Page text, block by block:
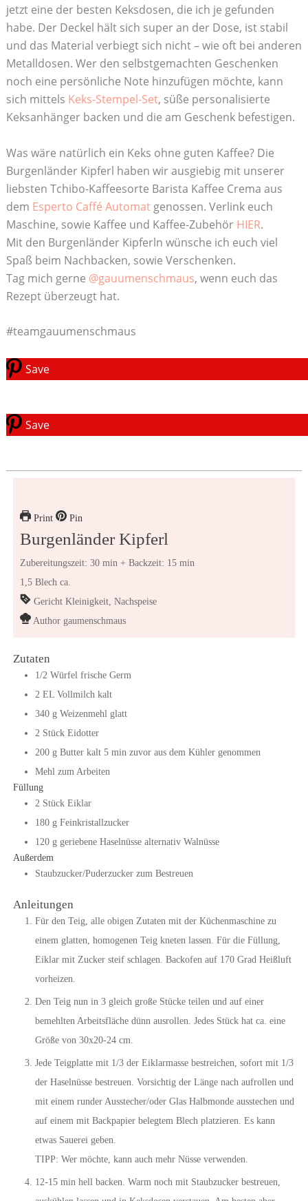
jetzt eine der besten Keksdosen, die ich je gefunden
habe. Der Deckel hält sich super an der Dose, ist stabil
und das Material verbiegt sich nicht – wie oft bei anderen
Metalldosen. Wer den selbstgemachten Geschenken
noch eine persönliche Note hinzufügen möchte, kann
sich mittels Keks-Stempel-Set, süße personalisierte
Keksanhänger backen und die am Geschenk befestigen.
Was wäre natürlich ein Keks ohne guten Kaffee? Die
Burgenländer Kipferl haben wir ausgiebig mit unserer
liebsten Tchibo-Kaffeesorte Barista Kaffee Crema aus
dem Esperto Caffé Automatgenossen. Verlink euch
Maschine, sowie Kaffee und Kaffee-Zubehör HIER.
Mit den Burgenländer Kipferln wünsche ich euch viel
Spaß beim Nachbacken, sowie Verschenken.
Tag mich gerne @gauumenschmaus, wenn euch das
Rezept überzeugt hat.
#teamgauumenschmaus
Save
Save
Print Pin
Burgenländer Kipferl
Zubereitungszeit: 30 min + Backzeit: 15 min
1,5 Blech ca.
Gericht Kleinigkeit, Nachspeise
Author gaumenschmaus
Zutaten
1/2 Würfel frische Germ
2 EL Vollmilch kalt
340 g Weizenmehl glatt
2 Stück Eidotter
200 g Butter kalt 5 min zuvor aus dem Kühler genommen
Mehl zum Arbeiten
Füllung
2 Stück Eiklar
180 g Feinkristallzucker
120 g geriebene Haselnüsse alternativ Walnüsse
Außerdem
Staubzucker/Puderzucker zum Bestreuen
Anleitungen
Für den Teig, alle obigen Zutaten mit der Küchenmaschine zu
einem glatten, homogenen Teig kneten lassen. Für die Füllung,
Eiklar mit Zucker steif schlagen. Backofen auf 170 Grad Heißluft
vorheizen.
Den Teig nun in 3 gleich große Stücke teilen und auf einer
bemehlten Arbeitsfläche dünn ausrollen. Jedes Stück hat ca. eine
Größe von 30x20-24 cm.
Jede Teigplatte mit 1/3 der Eiklarmasse bestreichen, sofort mit 1/3
der Haselnüsse bestreuen. Vorsichtig der Länge nach aufrollen und
mit einem runder Ausstecher/oder Glas Halbmonde ausstechen und
auf einem mit Backpapier belegtem Blech platzieren. Es kann
etwas Sauerei geben.
TIPP: Wer möchte, kann auch mehr Nüsse verwenden.
12-15 min hell backen. Warm noch mit Staubzucker bestreuen,